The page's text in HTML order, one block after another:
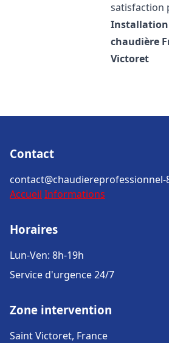
satisfaction
Installation
chaudière
Victoret
Contact
contact@chaudiereprofessionnel-
Accueil Informations
Horaires
Lun-Ven: 8h-19h
Service d'urgence 24/7
Zone intervention
Saint Victoret, France